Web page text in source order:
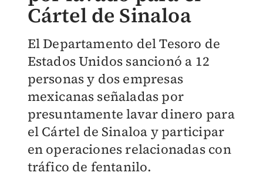
Cártel de Sinaloa
El Departamento del Tesoro de
Estados Unidos sancionó a 12
personas y dos empresas
mexicanas señaladas por
presuntamente lavar dinero para
el Cártel de Sinaloa y participar
en operaciones relacionadas con
tráfico de fentanilo.